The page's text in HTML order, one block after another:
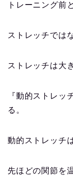
トレーニング前
ストレッチでは
ストレッチは大
『動的ストレッ
る。
動的ストレッチ
先ほどの関節を